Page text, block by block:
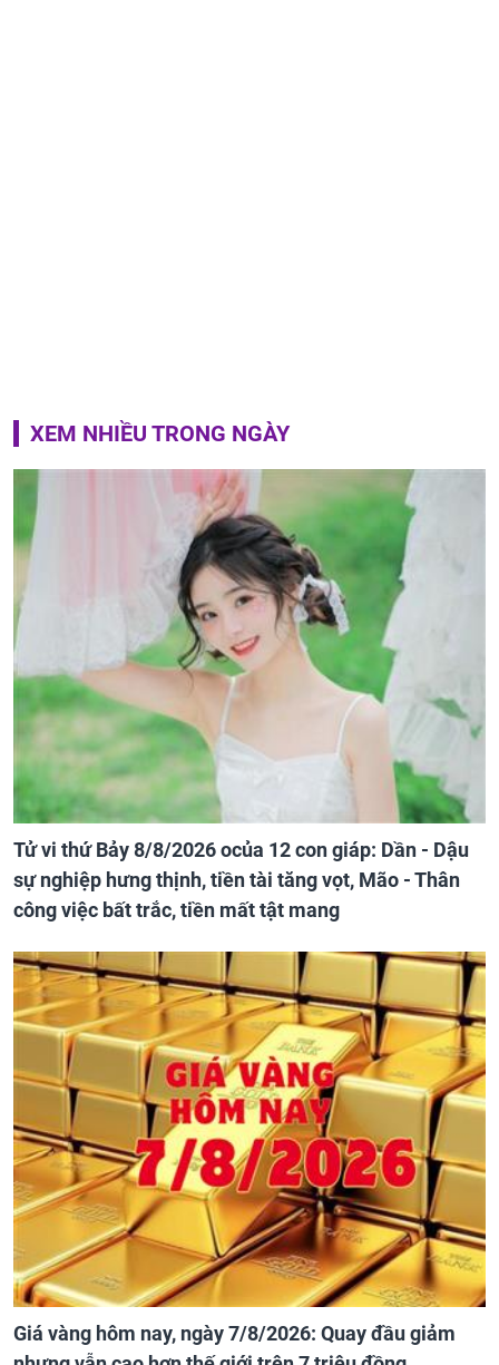
XEM NHIỀU TRONG NGÀY
Tử vi thứ Bảy 8/8/2026 ocủa 12 con giáp: Dần - Dậu
sự nghiệp hưng thịnh, tiền tài tăng vọt, Mão - Thân
công việc bất trắc, tiền mất tật mang
Giá vàng hôm nay, ngày 7/8/2026: Quay đầu giảm